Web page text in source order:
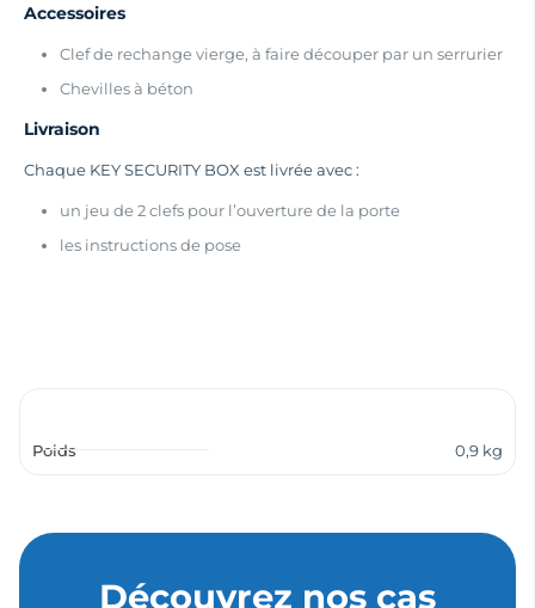
Accessoires
Clef de rechange vierge, à faire découper par un serrurier
Chevilles à béton
Livraison
Chaque KEY SECURITY BOX est livrée avec :
un jeu de 2 clefs pour l’ouverture de la porte
les instructions de pose
Poids 0,9 kg
Découvrez nos cas